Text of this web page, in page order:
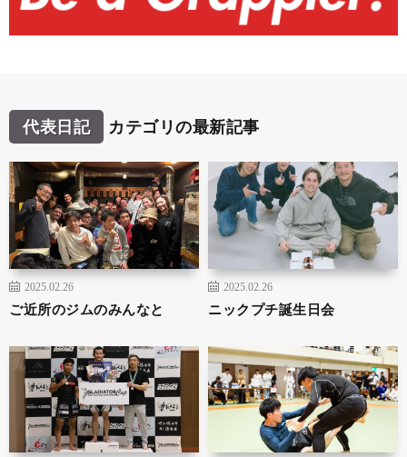
代表日記 カテゴリの最新記事
2025.02.26
ご近所のジムのみんなと
2025.02.26
ニックプチ誕生日会